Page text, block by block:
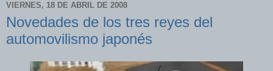
VIERNES, 18 DE ABRIL DE 2008
Novedades de los tres reyes del
automovilismo japonés